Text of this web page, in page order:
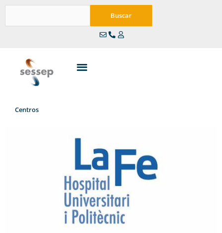
contenido
Buscar
Centros